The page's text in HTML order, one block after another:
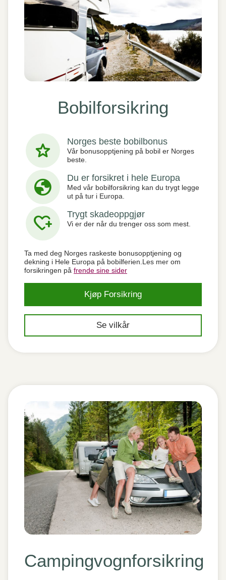
Bobilforsikring
star Norges beste bobilbonus
Vår bonusopptjening på bobil er Norges
beste.
globe Du er forsikret i hele Europa
Med vår bobilforsikring kan du trygt legge
ut på tur i Europa.
heart_plus Trygt skadeoppgjør
Vi er der når du trenger oss som mest.
Ta med deg Norges raskeste bonusopptjening og
dekning i Hele Europa på bobilferien.Les mer om
forsikringen på frende sine sider
Kjøp Forsikring
Se vilkår
Campingvognforsikring